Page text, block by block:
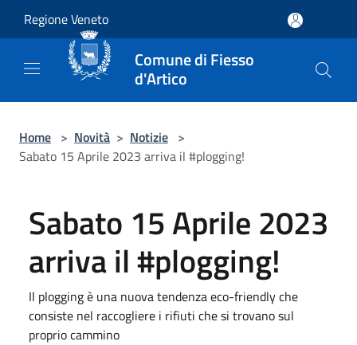
Regione Veneto
Comune di Fiesso
d'Artico
Home > Novità > Notizie >
Sabato 15 Aprile 2023 arriva il #plogging!
Sabato 15 Aprile 2023
arriva il #plogging!
Il plogging è una nuova tendenza eco-friendly che
consiste nel raccogliere i rifiuti che si trovano sul
proprio cammino